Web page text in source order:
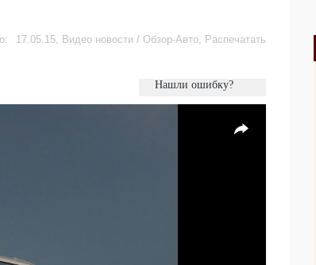
17.05.15, Видео новости / Обзор-Авто, Распечатать
Нашли ошибку?